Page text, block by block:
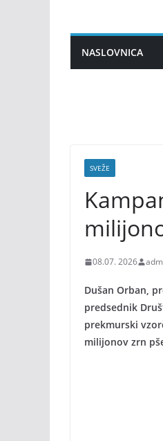
contentNASLOVNICA
SVEŽE
08.07. 2026
Dušan Orban,
predsednik
prekmurski
milijonov zrn